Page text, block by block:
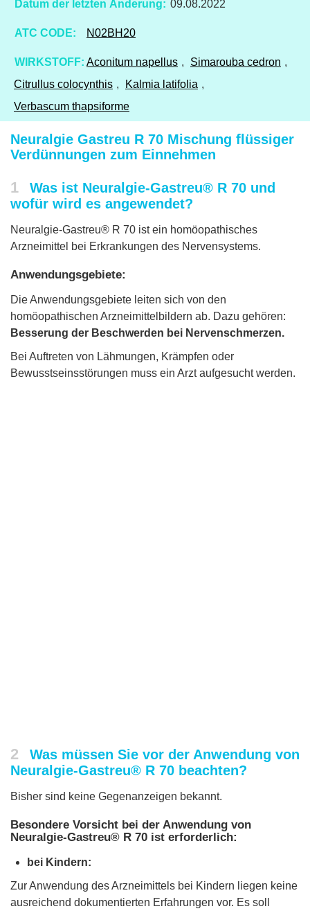
Datum der letzten Änderung: 09.08.2022
ATC CODE: N02BH20
WIRKSTOFF: Aconitum napellus , Simarouba cedron ,
Citrullus colocynthis , Kalmia latifolia ,
Verbascum thapsiforme
Neuralgie Gastreu R 70 Mischung flüssiger
Verdünnungen zum Einnehmen
1
Was ist Neuralgie-Gastreu® R 70 und
wofür wird es angewendet?
Neuralgie-Gastreu® R 70 ist ein homöopathisches
Arzneimittel bei Erkrankungen des Nervensystems.
Anwendungsgebiete:
Die Anwendungsgebiete leiten sich von den
homöopathischen Arzneimittelbildern ab. Dazu gehören:
Besserung der Beschwerden bei Nervenschmerzen.
Bei Auftreten von Lähmungen, Krämpfen oder
Bewusstseinsstörungen muss ein Arzt aufgesucht werden.
2
Was müssen Sie vor der Anwendung von
Neuralgie-Gastreu® R 70 beachten?
Bisher sind keine Gegenanzeigen bekannt.
Besondere Vorsicht bei der Anwendung von
Neuralgie-Gastreu® R 70 ist erforderlich:
bei Kindern:
Zur Anwendung des Arzneimittels bei Kindern liegen keine
ausreichend dokumentierten Erfahrungen vor. Es soll